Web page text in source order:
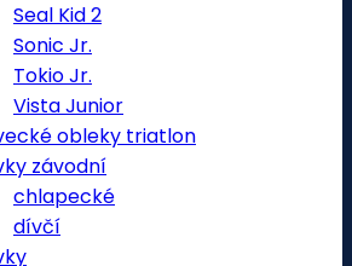
Seal Kid 2
Sonic Jr.
Tokio Jr.
Vista Junior
obleky triatlon
závodní
chlapecké
dívčí